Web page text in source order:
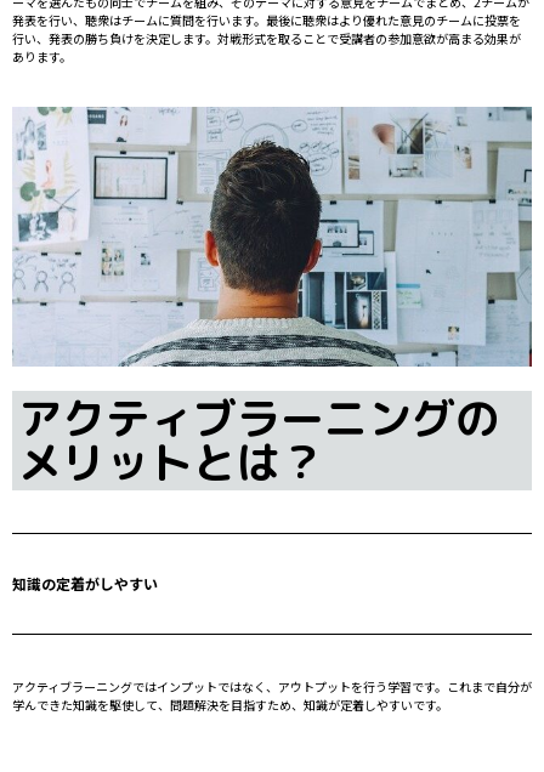
発表を行い、聴衆はチームに質問を行います。最後に聴衆はより優れた意見のチームに投票を
行い、発表の勝ち負けを決定します。対戦形式を取ることで受講者の参加意欲が高まる効果が
あります。
アクティブラーニングの
メリットとは？
知識の定着がしやすい
アクティブラーニングではインプットではなく、アウトプットを行う学習です。これまで自分が
学んできた知識を駆使して、問題解決を目指すため、知識が定着しやすいです。